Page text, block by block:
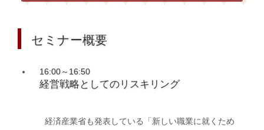
セミナー概要
16:00～16:50
経営戦略としてのリスキリング
経済産業省も発表している「新しい職業に就くため